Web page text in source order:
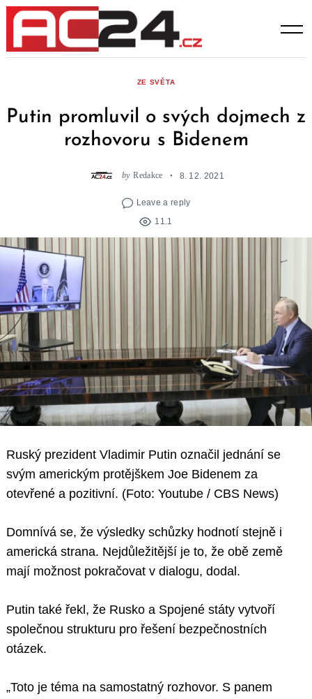
Skip
content
ZE SVĚTA
Putin promluvil o svých dojmech z
rozhovoru s Bidenem
by Redakce 8. 12. 2021
Leave a reply
11.1
Ruský prezident Vladimir Putin označil jednání se
svým americkým protějškem Joe Bidenem za
otevřené a pozitivní. (Foto: Youtube / CBS News)
Domnívá se, že výsledky schůzky hodnotí stejně i
americká strana. Nejdůležitější je to, že obě země
mají možnost pokračovat v dialogu, dodal.
Putin také řekl, že Rusko a Spojené státy vytvoří
společnou strukturu pro řešení bezpečnostních
otázek.
„Toto je téma na samostatný rozhovor. S panem